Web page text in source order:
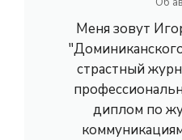
Меня зовут
страстный
диплом по